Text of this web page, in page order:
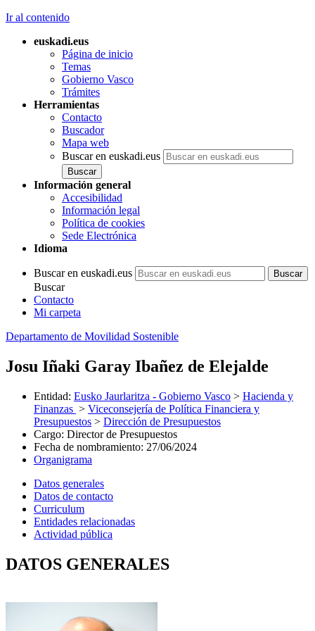
Ir al contenido
euskadi.eus
Página de inicio
Temas
Gobierno Vasco
Trámites
Herramientas
Contacto
Buscador
Mapa web
Buscar en euskadi.eus
Información general
Accesibilidad
Información legal
Política de cookies
Sede Electrónica
Idioma
Buscar en euskadi.eus
Buscar
Contacto
Mi carpeta
Departamento de Movilidad Sostenible
Josu Iñaki Garay Ibañez de Elejalde
Entidad: Eusko Jaurlaritza - Gobierno Vasco > Hacienda y
Finanzas > Viceconsejería de Política Financiera y
Presupuestos > Dirección de Presupuestos
Cargo: Director de Presupuestos
Fecha de nombramiento: 27/06/2024
Organigrama
Datos generales
Datos de contacto
Curriculum
Entidades relacionadas
Actividad pública
DATOS GENERALES